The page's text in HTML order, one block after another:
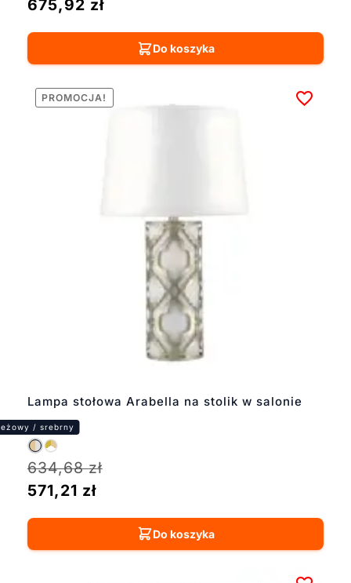
675,92 zł
Do koszyka
Lampa stołowa Arabella na stolik w salonie
PROMOCJA!
634,68zł
571,21 zł
Do koszyka